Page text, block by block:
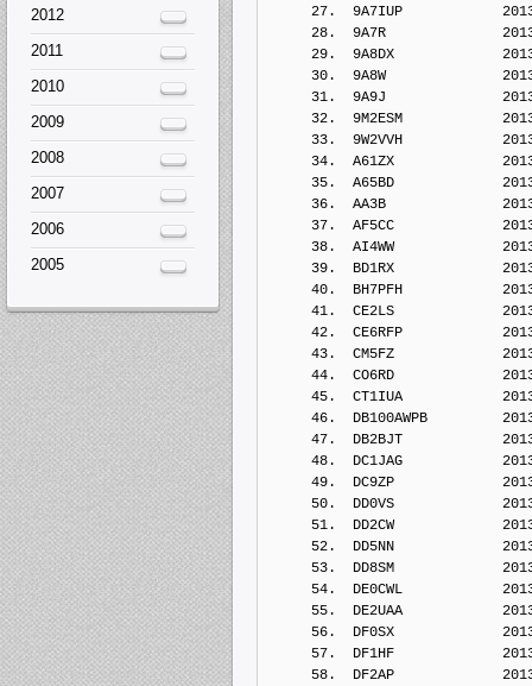
27.  9A7IUP
28.  9A7R
29.  9A8DX
30.  9A8W
31.  9A9J
32.  9M2ESM
33.  9W2VVH
34.  A61ZX
35.  A65BD
36.  AA3B
37.  AF5CC
38.  AI4WW
39.  BD1RX
40.  BH7PFH
41.  CE2LS
42.  CE6RFP
43.  CM5FZ
44.  CO6RD
45.  CT1IUA
46.  DB100AWPB
47.  DB2BJT
48.  DC1JAG
49.  DC9ZP
50.  DD0VS
51.  DD2CW
52.  DD5NN
53.  DD8SM
54.  DE0CWL
55.  DE2UAA
56.  DF0SX
57.  DF1HF
58.  DF2AP
2012
2011
2010
2009
2008
2007
2006
2005